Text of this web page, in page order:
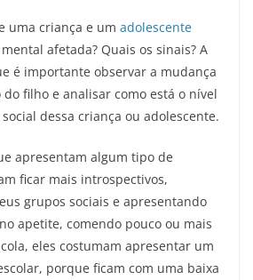
uma criança e um adolescente
afetada? Quais os sinais? A
é importante observar a mudança
filho e analisar como está o nível
dessa criança ou adolescente.
apresentam algum tipo de
ficar mais introspectivos,
grupos sociais e apresentando
apetite, comendo pouco ou mais
eles costumam apresentar um
porque ficam com uma baixa